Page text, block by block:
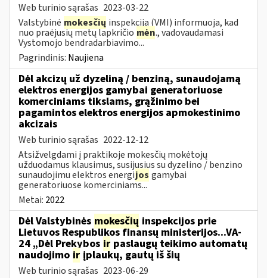
Web turinio sąrašas 2023-03-22
Valstybinė mokesčių inspekcija (VMI) informuoja, kad
nuo praėjusių metų lapkričio mėn., vadovaudamasi
Vystomojo bendradarbiavimo...
Pagrindinis: Naujiena
Dėl akcizų už dyzeliną / benziną, sunaudojamą
elektros energijos gamybai generatoriuose
komerciniams tikslams, grąžinimo bei
pagamintos elektros energijos apmokestinimo
akcizais
Web turinio sąrašas 2022-12-12
Atsižvelgdami į praktikoje mokesčių mokėtojų
užduodamus klausimus, susijusius su dyzelino / benzino
sunaudojimu elektros energijos gamybai
generatoriuose komerciniams...
Metai: 2022
Dėl Valstybinės mokesčių inspekcijos prie
Lietuvos Respublikos finansų ministerijos...VA-
24 „Dėl Prekybos ir paslaugų teikimo automatų
naudojimo ir įplaukų, gautų iš šių
Web turinio sąrašas 2023-06-29